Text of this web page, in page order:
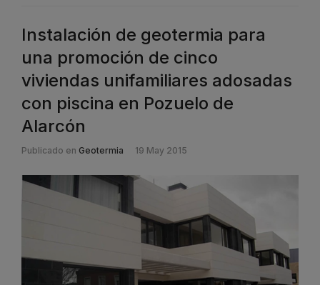
Instalación de geotermia para
una promoción de cinco
viviendas unifamiliares adosadas
con piscina en Pozuelo de
Alarcón
Publicado en Geotermia 19 May 2015